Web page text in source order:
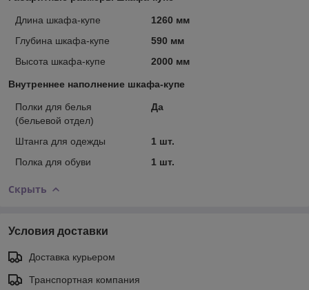
Длина шкафа-купе
1260 мм
Глубина шкафа-купе
590 мм
Высота шкафа-купе
2000 мм
Внутреннее наполнение шкафа-купе
Полки для белья
(бельевой отдел)
Да
Штанга для одежды
1 шт.
Полка для обуви
1 шт.
Скрыть
Условия доставки
Доставка курьером
Транспортная компания